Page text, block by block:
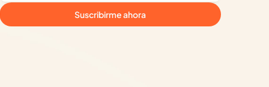
Suscribirme ahora